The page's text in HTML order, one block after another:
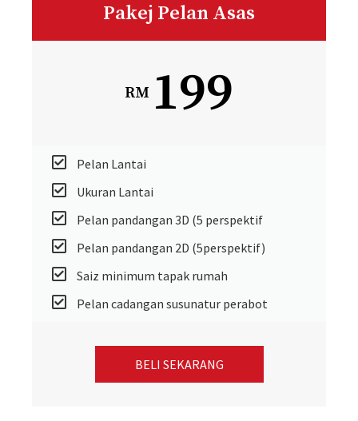
Pakej Pelan Asas
RM 199
Pelan Lantai
Ukuran Lantai
Pelan pandangan 3D (5 perspektif
Pelan pandangan 2D (5perspektif)
Saiz minimum tapak rumah
Pelan cadangan susunatur perabot
BELI SEKARANG